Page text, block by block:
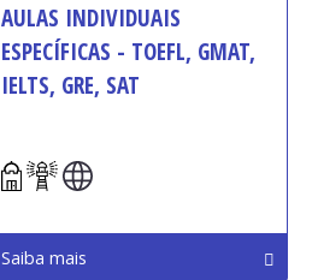
AULAS INDIVIDUAIS
ESPECÍFICAS - TOEFL, GMAT,
IELTS, GRE, SAT
Saiba mais